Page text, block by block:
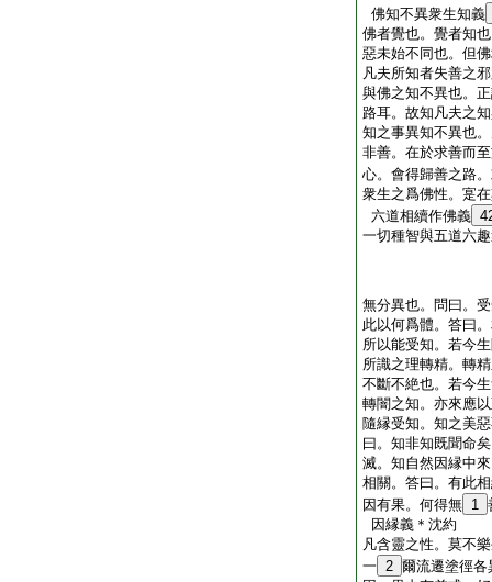
佛知不異衆生知義
佛者覺也。覺者知
惡未始不同也。但
凡夫所知者失善之
與佛之知不異也。
路耳。故知凡夫之
知之事異知不異也
非善。在於求善而
心。會得歸善之路
衆生之爲佛性。寔
六道相續作佛義
一切種智與五道六
無分異也。問曰。
此以何爲體。答曰
所以能受知。若今
所識之理轉精。轉
不斷不絶也。若今
轉闇之知。亦來應
隨縁受知。知之美
曰。知非知既聞命
滅。知自然因縁中
相關。答曰。有此
因有果。何得無 1
因縁義＊沈約
凡含靈之性。莫不
一 2 爾流遷塗徑各